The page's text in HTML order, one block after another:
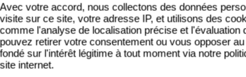
Avec votre accord, nous collectons des données
visite sur ce site, votre adresse IP, et utilisons des
comme l'analyse de localisation précise et l'évaluation
pouvez retirer votre consentement ou vous opposer
fondé sur l'intérêt légitime à tout moment via notre
site internet.